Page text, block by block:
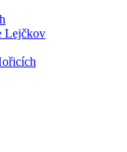
Lejčkov